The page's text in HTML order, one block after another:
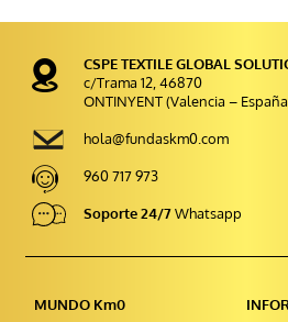
CSPE TEXTILE GLOBAL
c/Trama 12, 46870
ONTINYENT (Valencia –
hola@fundaskm0.com
960 717 973
Soporte 24/7Whatsapp
MUNDO Km0